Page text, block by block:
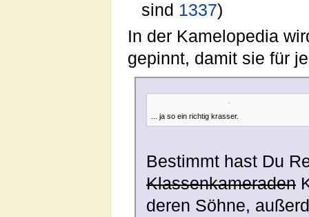
sind 1337)
In der Kamelopedia
gepinnt, damit sie für
... ja so ein richtig krasser.
Bestimmt hast Du
Klassenkameraden
deren Söhne,